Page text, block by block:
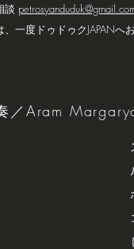
談
一度ドゥドゥクJAPANへ
／Aram